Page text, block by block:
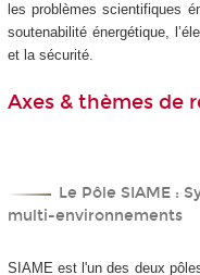
les problèmes scientifiques
soutenabilité énergétique,
et la sécurité.
Axes & thèmes de
Le Pôle SIAME :
multi-environnements
SIAME est l'un des deux